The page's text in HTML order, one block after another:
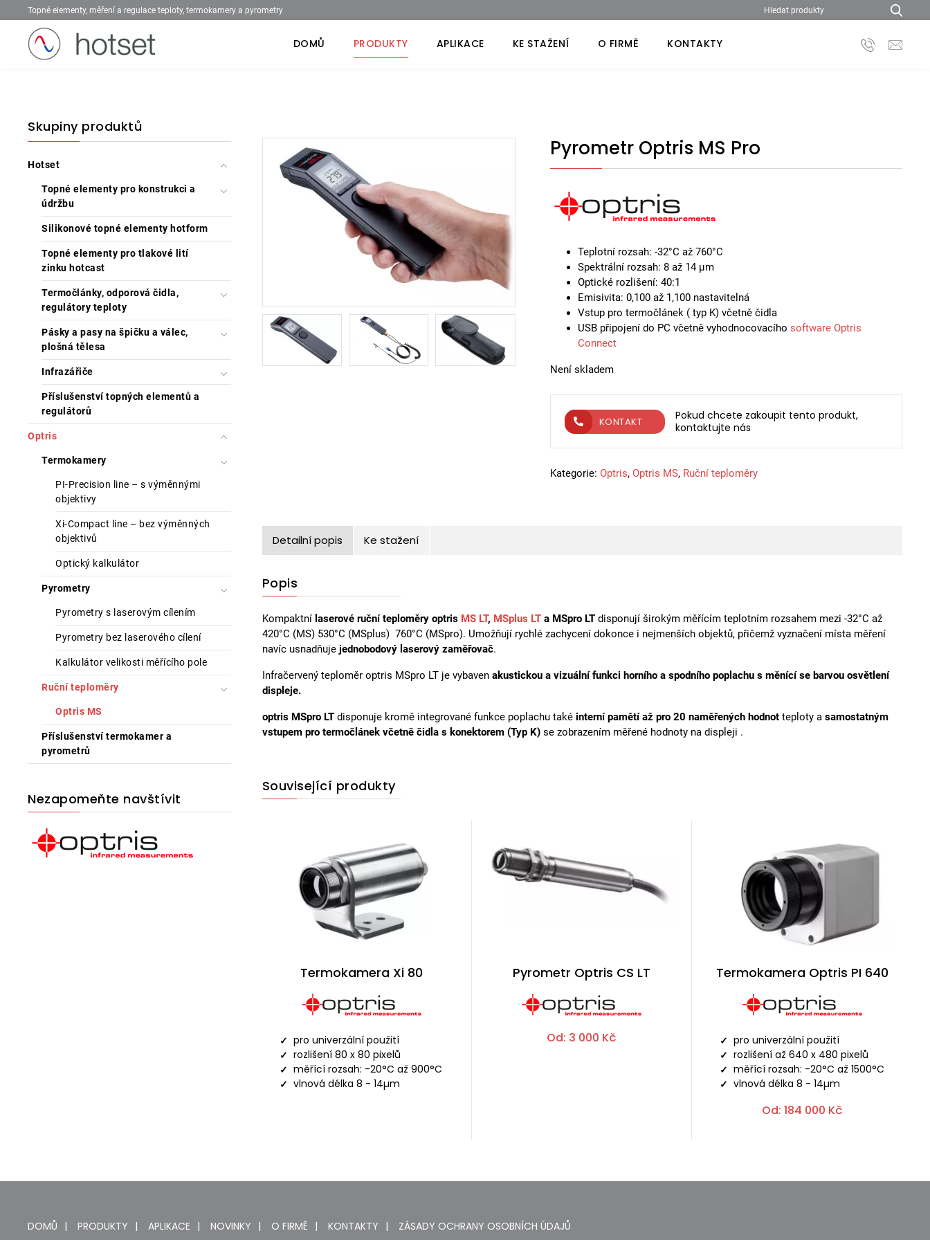
Topné elementy, měření a regulace teploty, termokamery a pyrometry
DOMŮ PRODUKTY APLIKACE KE STAŽENÍ O FIRMĚ KONTAKTY
Skupiny produktů
Hotset
Topné elementy pro konstrukci a
údržbu
Silikonové topné elementy hotform
Topné elementy pro tlakové lití
zinku hotcast
Termočlánky, odporová čidla,
regulátory teploty
Pásky a pasy na špičku a válec,
plošná tělesa
Infrazářiče
Příslušenství topných elementů a
regulátorů
Optris
Termokamery
PI-Precision line – s výměnnými
objektivy
Xi-Compact line – bez výměnných
objektivů
Optický kalkulátor
Pyrometry
Pyrometry s laserovým cílením
Pyrometry bez laserového cílení
Kalkulátor velikosti měřícího pole
Ruční teploměry
Optris MS
Příslušenství termokamer a
pyrometrů
Nezapomeňte navštívit
Pyrometr Optris MS Pro
Teplotní rozsah: -32°C až 760°C
Spektrální rozsah: 8 až 14 µm
Optické rozlišení: 40:1
Emisivita: 0,100 až 1,100 nastavitelná
Vstup pro termočlánek ( typ K) včetně čidla
USB připojení do PC včetně vyhodnocovacího software Optris
Connect
Není skladem
Pokud chcete zakoupit tento produkt,
kontaktujte nás
KONTAKT
Kategorie: Optris, Optris MS, Ruční teploměry
Detailní popis Ke stažení
Popis
Kompaktní laserové ruční teploměry optris MS LT, MSplus LTa MSpro LTdisponují širokým měřícím teplotním rozsahem mezi -32°C až
420°C (MS) 530°C (MSplus) 760°C (MSpro). Umožňují rychlé zachycení dokonce i nejmenších objektů, přičemž vyznačení místa měření
navíc usnadňuje jednobodový laserový zaměřovač.
Infračervený teploměr optris MSpro LT je vybaven akustickou a vizuální funkci horního a spodního poplachu s měnící se barvou osvětlení
displeje.
optris MSpro LTdisponuje kromě integrované funkce poplachu také interní pamětí až pro 20 naměřených hodnotteploty a samostatným
vstupem pro termočlánek včetně čidla s konektorem (Typ K)se zobrazením měřené hodnoty na displeji .
Související produkty
Termokamera Xi 80
pro univerzální použití
rozlišení 80 x 80 pixelů
měřící rozsah: -20°C až 900°C
vlnová délka 8 - 14µm
Pyrometr Optris CS LT
Od: 3 000 Kč
Termokamera Optris PI 640
pro univerzální použití
rozlišení až 640 x 480 pixelů
měřící rozsah: -20°C až 1500°C
vlnová délka 8 - 14µm
Od:184 000 Kč
DOMŮ PRODUKTY APLIKACE NOVINKY O FIRMĚ KONTAKTY ZÁSADY OCHRANY OSOBNÍCH ÚDAJŮ